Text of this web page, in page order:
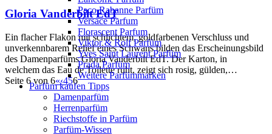
Paco Rabanne Parfüm
Versace Parfum
Florascent Parfum
Viktor & Rolf Parfüm
Yves Saint Laurent Parfüm
Prada Parfüm
Weitere Parfümmarken
Parfüm kaufen Tipps
Damenparfüm
Herrenparfüm
Riechstoffe in Parfüm
Parfüm-Wissen
Gloria Vanderbilt EdT
Ein flacher Flakon mit schlichtem, goldfarbenen Verschluss und
unverkennbarem Relief eines Schwans bilden das Erscheinungsbild
des Damenparfüms Gloria Vanderbilt EdT. Der Karton, in
welchem das Eau de Toilette ruht, zeigt sich rosig, gülden,…
Seite 6 von 6«‹456